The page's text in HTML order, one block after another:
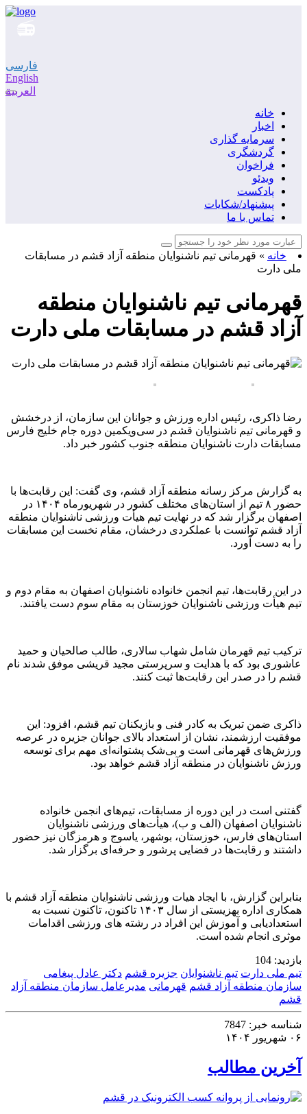
فارسی
English
العربية
خانه
اخبار
سرمایه گذاری
گردشگری
فراخوان
ویدئو
پادکست
پیشنهاد/شکایات
تماس با ما
خانه » قهرمانی تیم ناشنوایان منطقه آزاد قشم در مسابقات
ملی دارت
قهرمانی تیم ناشنوایان منطقه
آزاد قشم در مسابقات ملی دارت
رضا ذاکری، رئیس اداره ورزش و جوانان این سازمان، از درخشش
و قهرمانی تیم ناشنوایان قشم در سی‌ویکمین دوره جام خلیج فارس
مسابقات دارت ناشنوایان منطقه جنوب کشور خبر داد.
به گزارش مرکز رسانه منطقه آزاد قشم، وی گفت: این رقابت‌ها با
حضور ۸ تیم از استان‌های مختلف کشور در شهریورماه ۱۴۰۴ در
اصفهان برگزار شد که در نهایت تیم هیأت ورزشی ناشنوایان منطقه
آزاد قشم توانست با عملکردی درخشان، مقام نخست این مسابقات
را به دست آورد.
در این رقابت‌ها، تیم انجمن خانواده ناشنوایان اصفهان به مقام دوم و
تیم هیأت ورزشی ناشنوایان خوزستان به مقام سوم دست یافتند.
ترکیب تیم قهرمان شامل شهاب سالاری، طالب صالحیان و حمید
عاشوری بود که با هدایت و سرپرستی مجید قریشی موفق شدند نام
قشم را در صدر این رقابت‌ها ثبت کنند.
ذاکری ضمن تبریک به کادر فنی و بازیکنان تیم قشم، افزود: این
موفقیت ارزشمند، نشان از استعداد بالای جوانان جزیره در عرصه
ورزش‌های قهرمانی است و بی‌شک پشتوانه‌ای مهم برای توسعه
ورزش ناشنوایان در منطقه آزاد قشم خواهد بود.
گفتنی است در این دوره از مسابقات، تیم‌های انجمن خانواده
ناشنوایان اصفهان (الف و ب)، هیأت‌های ورزشی ناشنوایان
استان‌های فارس، خوزستان، بوشهر، یاسوج و هرمزگان نیز حضور
داشتند و رقابت‌ها در فضایی پرشور و حرفه‌ای برگزار شد.
بنابراین گزارش، با ایجاد هیات ورزشی ناشنوایان منطقه آزاد قشم با
همکاری اداره بهزیستی از سال ۱۴۰۳ تاکنون، تاکنون نسبت به
استعدادیابی و آموزش این افراد در رشته های ورزشی اقدامات
موثری انجام شده است.
بازدید: 104
تیم ملی دارت تیم ناشنوایان جزیره قشم دکتر عادل پیغامی
سازمان منطقه آزاد قشم قهرمانی مدیرعامل سازمان منطقه آزاد
قشم
شناسه خبر:
۰۶ شهریور ۱۴۰۴
آخرین مطالب